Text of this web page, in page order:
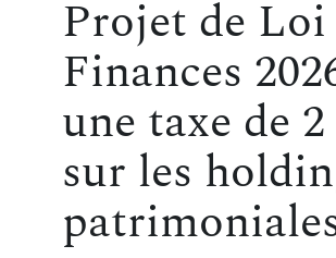
Projet de Loi
Finances
une taxe de 2
sur les